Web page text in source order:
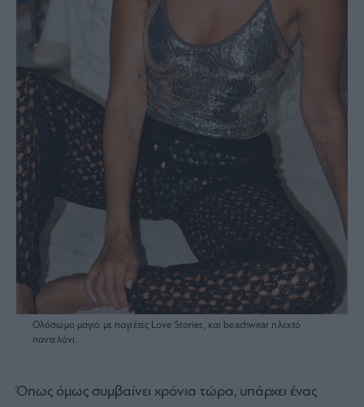
Ολόσωμο μαγιό με παγιέτες Love Stories, και beachwear πλεκτό
παντελόνι.
Όπως όμως συμβαίνει χρόνια τώρα, υπάρχει ένας